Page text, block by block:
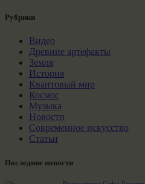
Рубрики
Видео
Древние артефакты
Земля
История
Квантовый мир
Космос
Музыка
Новости
Современное искусство
Статьи
Последние новости